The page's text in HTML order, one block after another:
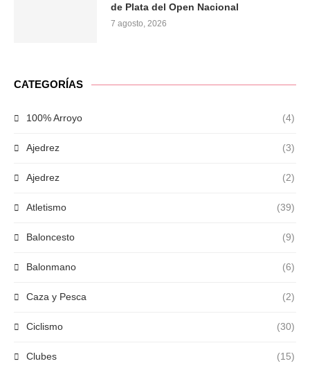
de Plata del Open Nacional
7 agosto, 2026
CATEGORÍAS
100% Arroyo (4)
Ajedrez (3)
Ajedrez (2)
Atletismo (39)
Baloncesto (9)
Balonmano (6)
Caza y Pesca (2)
Ciclismo (30)
Clubes (15)